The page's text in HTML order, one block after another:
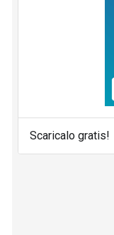
Scaricalo gratis!